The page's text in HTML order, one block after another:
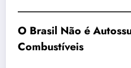
O Brasil Não é
Combustíveis